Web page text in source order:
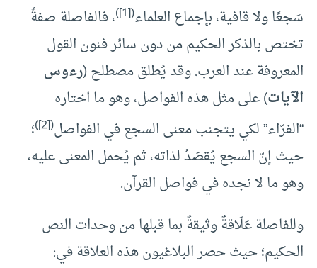
سَجعًا ولا قافية، بإجماع العلماء(
[1]
)، فالفاصلة صفةٌ
تختص بالذكر الحكيم من دون سائر فنون القول
المعروفة عند العرب. وقد يُطلق مصطلح (رءوس
الآيات) على مثل هذه الفواصل، وهو ما اختاره
“الفرّاء” لكي يتجنب معنى السجع في الفواصل(
[2]
)؛
حيث إنّ السجع يُقصَدُ لذاته، ثم يُحمل المعنى عليه،
وهو ما لا نجده في فواصل القرآن.
وللفاصلة عَلَاقةٌ وثيقةٌ بما قبلها من وحدات النص
الحكيم؛ حيث حصر البلاغيون هذه العلاقة في: